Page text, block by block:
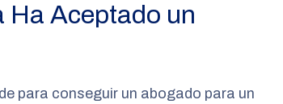
Ha Aceptado un
para conseguir un abogado para un